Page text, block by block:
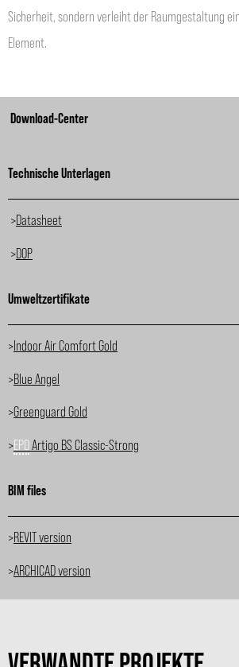
Sicherheit, sondern verleiht der Raumgestaltung
Element.
Download-Center
Technische Unterlagen
>Datasheet
>DOP
Umweltzertifikate
>Indoor Air Comfort Gold
>Blue Angel
>Greenguard Gold
>EPDArtigo BS Classic-Strong
BIM files
>REVIT version
>ARCHICAD version